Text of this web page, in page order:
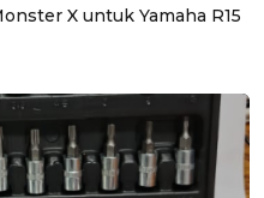
X untuk Yamaha R15